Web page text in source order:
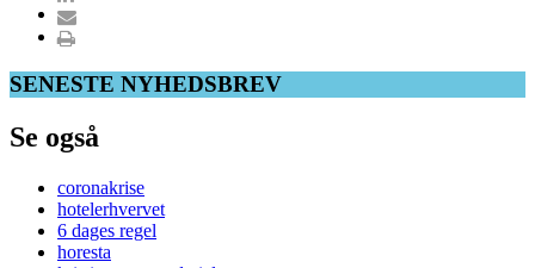
SENESTE NYHEDSBREV
Se også
coronakrise
hotelerhvervet
6 dages regel
horesta